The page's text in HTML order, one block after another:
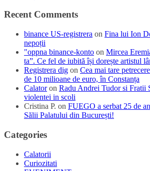
Recent Comments
binance US-registrera on Fina lui Ion
nepoții
"oppna binance-konto on Mircea
ta”. Ce fel de iubită își dorește artistul
Registrera dig on Cea mai tare
de 10 milioane de euro, în Constanța
Calatoron Radu Andrei Tudor si Fratii
violentei in scoli
Cristina P. on FUEGO a serbat 25 de
Sălii Palatului din București!
Categories
Calatorii
Curiozitati